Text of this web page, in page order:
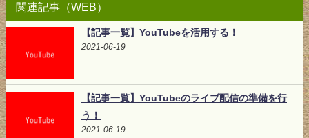
関連記事（WEB）
【記事一覧】YouTubeを活用する！
2021-06-19
【記事一覧】YouTubeのライブ配信の準備を行
う！
2021-06-19